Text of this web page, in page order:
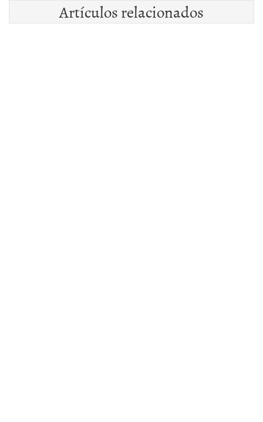
Artículos relacionados